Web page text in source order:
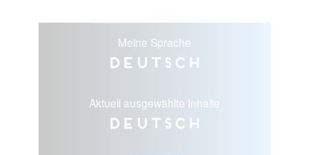
Meine Sprache
Deutsch
Aktuell ausgewählte Inhalte
Deutsch